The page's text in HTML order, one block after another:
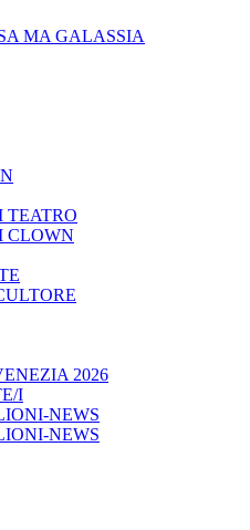
MA GALASSIA
TEATRO
CLOWN
2026
I
NEWS
NEWS